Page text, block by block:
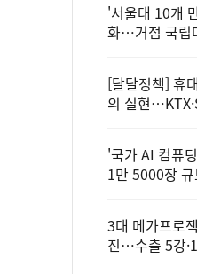
'서울대 10개
화…거점 국립
[달달정책] 휴
의 실현
'국가 AI 컴퓨
1만 5000장
3대 메가프로
진…수출 5강